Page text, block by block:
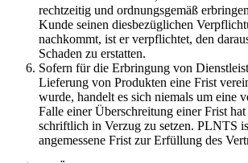
rechtzeitig und ordnungsgemäß
Kunde seinen diesbezüglichen
nachkommt, ist er verpflichtet, den
Schaden zu erstatten.
Sofern für die Erbringung von
Lieferung von Produkten eine Frist
wurde, handelt es sich niemals um eine
Falle einer Überschreitung einer Frist
schriftlich in Verzug zu setzen. PLNTS
angemessene Frist zur Erfüllung des